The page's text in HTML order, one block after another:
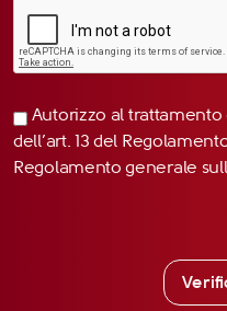
Autorizzo al trattamento
dell’art. 13 del
Regolamento generale